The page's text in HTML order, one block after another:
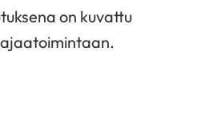
on kuvattu